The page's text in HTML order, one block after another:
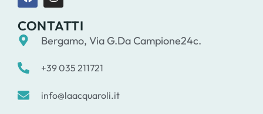
CONTATTI
Bergamo, Via G.Da Campione24c.
+39 035 211721
info@laacquaroli.it